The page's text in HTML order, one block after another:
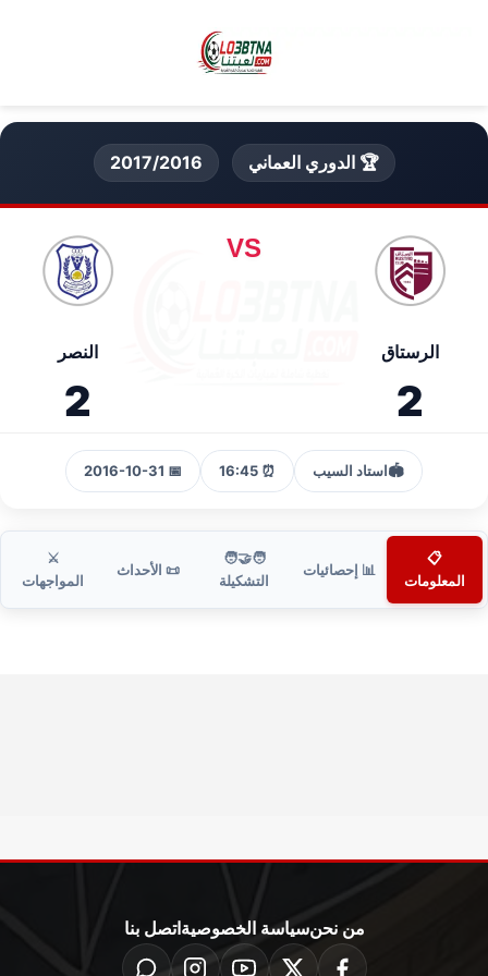
🏆 الدوري العماني 2017/2016
الرستاق
2
VS
النصر
2
🏟️استاد السيب ⏰ 16:45
📅 2016-10-31
📋
المعلومات
📊 إحصائيات
🧑‍🤝‍🧑
التشكيلة
📜 الأحداث
⚔️
المواجهات
من نحنسياسة الخصوصية اتصل بنا